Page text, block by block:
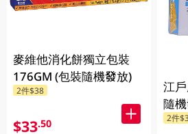
麥維他消化餅獨立包裝
176GM (包裝隨機發放)
2件$38
$33.50
江
隨
2件